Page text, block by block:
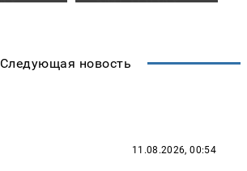
Следующая новость
11.08.2026, 00:54